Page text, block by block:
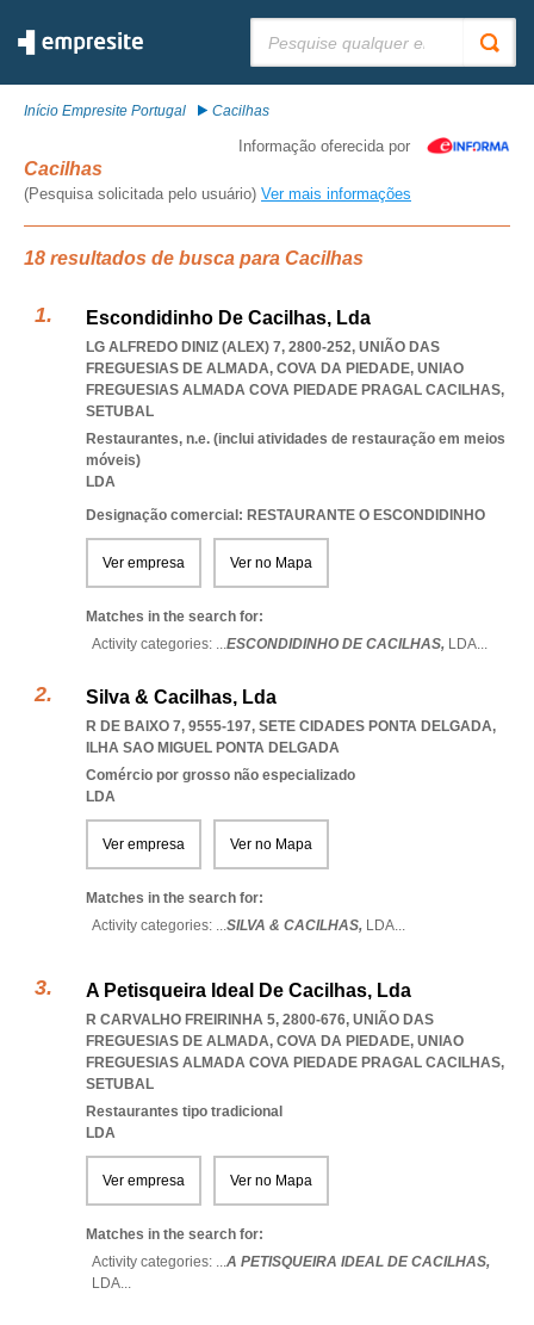
Início Empresite Portugal Cacilhas
Informação oferecida por
Cacilhas
(Pesquisa solicitada pelo usuário) Ver mais informações
18 resultados de busca para Cacilhas
Escondidinho De Cacilhas, Lda
LG ALFREDO DINIZ (ALEX) 7, 2800-252, UNIÃO DAS
FREGUESIAS DE ALMADA, COVA DA PIEDADE, UNIAO
FREGUESIAS ALMADA COVA PIEDADE PRAGAL CACILHAS,
SETUBAL
Restaurantes, n.e. (inclui atividades de restauração em meios
móveis)
LDA
Designação comercial: RESTAURANTE O ESCONDIDINHO
Ver empresa Ver no Mapa
Matches in the search for:
Activity categories: ...ESCONDIDINHO DE CACILHAS, LDA...
Silva & Cacilhas, Lda
R DE BAIXO 7, 9555-197, SETE CIDADES PONTA DELGADA,
ILHA SAO MIGUEL PONTA DELGADA
Comércio por grosso não especializado
LDA
Ver empresa Ver no Mapa
Matches in the search for:
Activity categories: ...SILVA & CACILHAS, LDA...
A Petisqueira Ideal De Cacilhas, Lda
R CARVALHO FREIRINHA 5, 2800-676, UNIÃO DAS
FREGUESIAS DE ALMADA, COVA DA PIEDADE, UNIAO
FREGUESIAS ALMADA COVA PIEDADE PRAGAL CACILHAS,
SETUBAL
Restaurantes tipo tradicional
LDA
Ver empresa Ver no Mapa
Matches in the search for:
Activity categories: ...A PETISQUEIRA IDEAL DE CACILHAS,
LDA...